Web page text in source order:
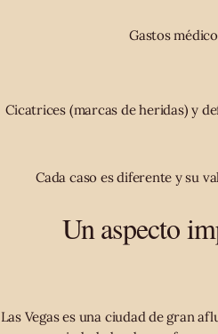
Gastos
Cicatrices (marcas de heridas) y
Cada caso es diferente y su
Un aspecto
Las Vegas es una ciudad de gran